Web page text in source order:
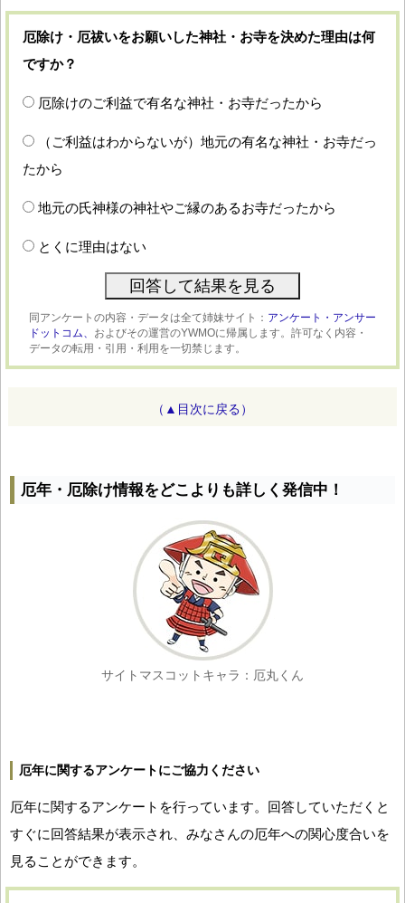
厄除け・厄祓いをお願いした神社・お寺を決めた理由は何
ですか？
厄除けのご利益で有名な神社・お寺だったから
（ご利益はわからないが）地元の有名な神社・お寺だっ
たから
地元の氏神様の神社やご縁のあるお寺だったから
とくに理由はない
同アンケートの内容・データは全て姉妹サイト： アンケート・アンサー
ドットコム、 およびその運営のYWMOに帰属します。許可なく内容・
データの転用・引用・利用を一切禁じます。
（▲目次に戻る）
厄年・厄除け情報をどこよりも詳しく発信中！
サイトマスコットキャラ：厄丸くん
厄年に関するアンケートにご協力ください
厄年に関するアンケートを行っています。回答していただくと
すぐに回答結果が表示され、みなさんの厄年への関心度合いを
見ることができます。